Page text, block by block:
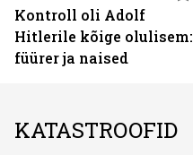
Kontroll oli Adolf
Hitlerile kõige olulisem:
füürer ja naised
KATASTROOFID